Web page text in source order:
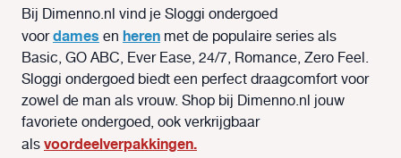
Bij Dimenno.nl vind je Sloggi ondergoed
voordamesen heren met de populaire series als
Basic, GO ABC, Ever Ease, 24/7, Romance, Zero Feel.
Sloggi ondergoed biedt een perfect draagcomfort voor
zowel de man als vrouw. Shop bij Dimenno.nl jouw
favoriete ondergoed, ook verkrijgbaar
alsvoordeelverpakkingen.